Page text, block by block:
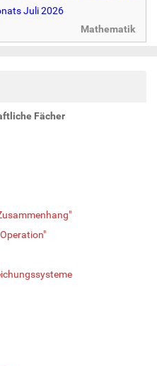
Juli 2026
Mathematik
Fächer